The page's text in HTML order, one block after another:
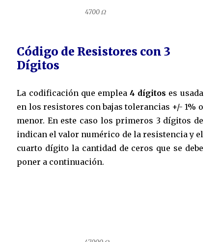
4700 Ω
Código de Resistores con 3
Dígitos
La codificación que emplea4 dígitos es usada
en los resistores con bajas tolerancias +/- 1% o
menor. En este caso los primeros 3 dígitos de
indican el valor numérico de la resistencia y el
cuarto dígito la cantidad de ceros que se debe
poner a continuación.